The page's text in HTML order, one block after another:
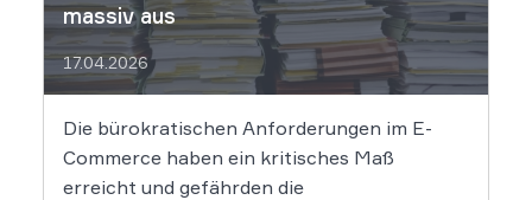
massiv aus
17.04.2026
Die bürokratischen Anforderungen im E-
Commerce haben ein kritisches Maß
erreicht und gefährden die